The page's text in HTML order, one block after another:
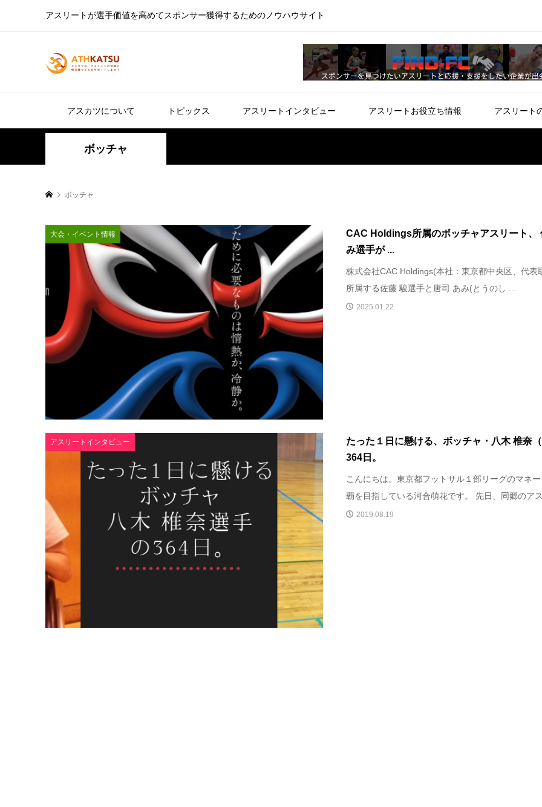
アスリートが選手価値を高めてスポンサー獲得するためのノウハウサイト
アスカツについて トピックス アスリートインタビュー アスリートお役立ち情報 アスリート
ボッチャ
ボッチャ
大会・イベント情報
CAC Holdings所属のボッチャアスリート、
み選手が ...
株式会社CAC Holdings(本社：東京都中央区、代表
所属する佐藤 駿選手と唐司 あみ(とうのし ...
2025.01.22
アスリートインタビュー
たった１日に懸ける、ボッチャ・八木 椎奈
364日。
こんにちは。東京都フットサル１部リーグのマネ
覇を目指している河合萌花です。 先日、同郷のア
2019.08.19